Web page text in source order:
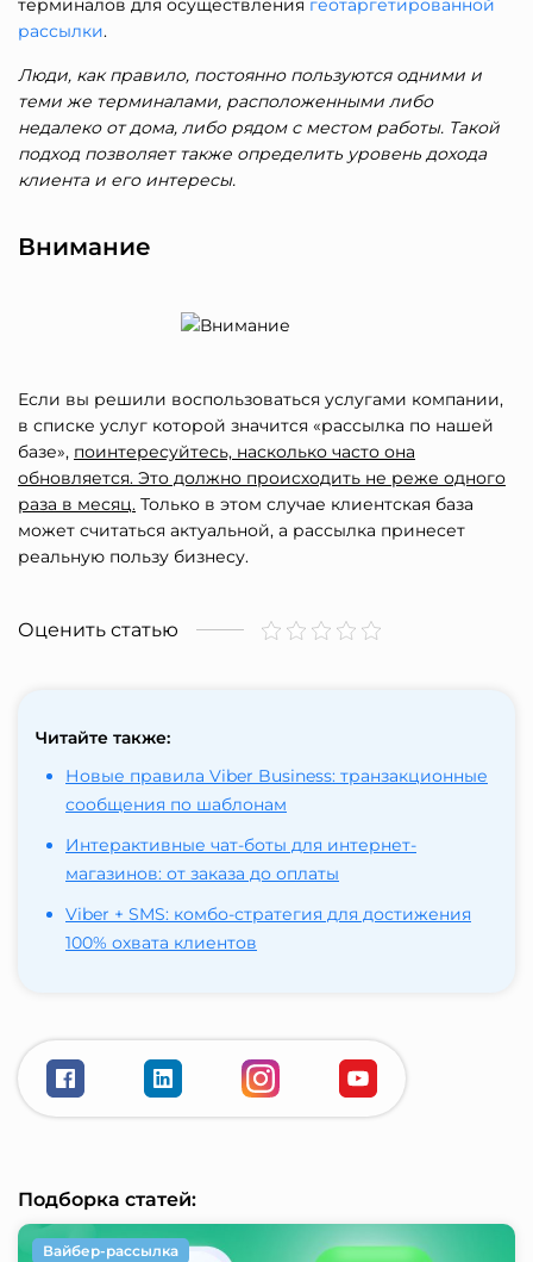
терминалов для осуществления геотаргетированной
рассылки.
Люди, как правило, постоянно пользуются одними и
теми же терминалами, расположенными либо
недалеко от дома, либо рядом с местом работы. Такой
подход позволяет также определить уровень дохода
клиента и его интересы.
Внимание
Если вы решили воспользоваться услугами компании,
в списке услуг которой значится «рассылка по нашей
базе», поинтересуйтесь, насколько часто она
обновляется. Это должно происходить не реже одного
раза в месяц. Только в этом случае клиентская база
может считаться актуальной, а рассылка принесет
реальную пользу бизнесу.
Оценить статью
Читайте также:
Новые правила Viber Business: транзакционные
сообщения по шаблонам
Интерактивные чат-боты для интернет-
магазинов: от заказа до оплаты
Viber + SMS: комбо-стратегия для достижения
100% охвата клиентов
Подборка статей:
Вайбер-рассылка